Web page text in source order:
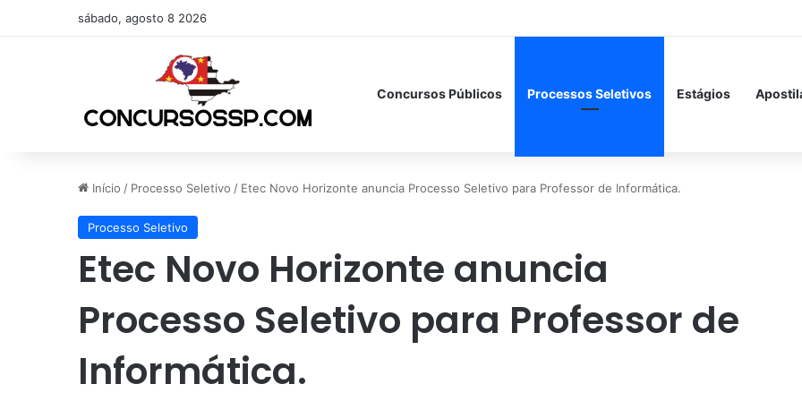
sábado, agosto 8 2026
Concursos Públicos Processos Seletivos Estágios
Início / Processo Seletivo / Etec Novo Horizonte anuncia Processo Seletivo para Professor de Informática.
Processo Seletivo
Etec Novo Horizonte anuncia
Processo Seletivo para Professor de
Informática.